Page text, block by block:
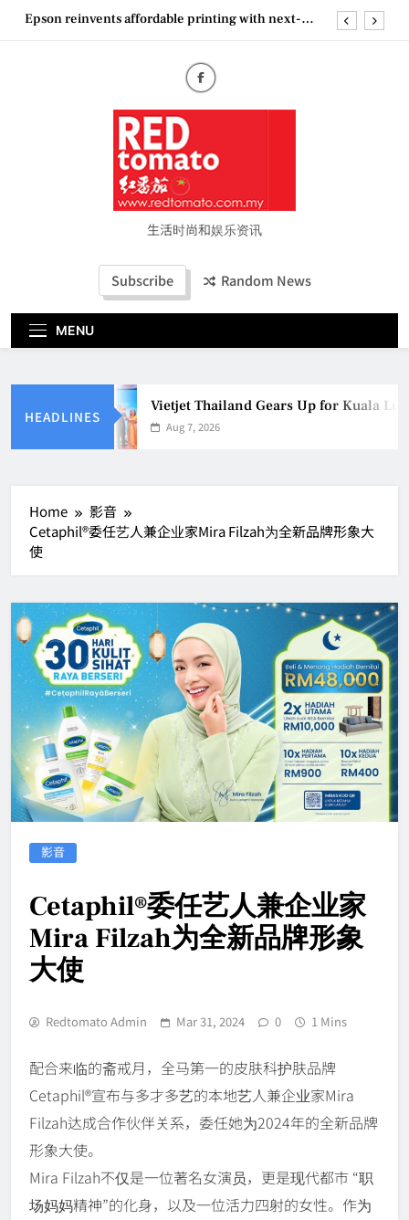
SkipEpson reinvents affordable printing with next-
“See Her Heal – 1,000 Untold Stories” 为马来西亚
妈妈提供分享剖腹产复原历程的空间
Vietjet Thailand Gears Up for Kuala Lumpur–
Bangkok Service Launch on9 October
Epson reinvents affordable printing with next-
generation EcoTank Series
Couture Fashion Week Malaysia 2026– Press
妈妈提供分享剖腹产复原历程的空间
生活时尚和娱乐资讯
Subscribe Random News
MENU
HEADLINES
Vietjet Thailand Gears Up for Kuala
Aug 7, 2026
Home
影音
Cetaphil®委任艺人兼企业家Mira Filzah为全新品牌形象大
使
影音
Cetaphil®委任艺人兼企业家
Mira Filzah为全新品牌形象
大使
Redtomato Admin Mar 31, 2024 0 1 Mins
配合来临的斋戒月，全马第一的皮肤科护肤品牌
Cetaphil®宣布与多才多艺的本地艺人兼企业家Mira
Filzah达成合作伙伴关系，委任她为2024年的全新品牌
形象大使。
Mira Filzah不仅是一位著名女演员，更是现代都市 “职
场妈妈精神”的化身，以及一位活力四射的女性。作为